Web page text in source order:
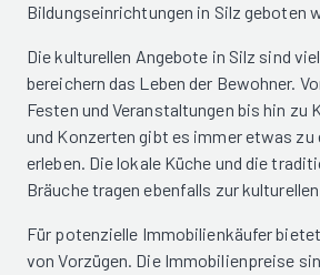
Bildungseinrichtungen in Silz geboten
Die kulturellen Angebote in Silz sind
bereichern das Leben der Bewohner.
Festen und Veranstaltungen bis hin zu
und Konzerten gibt es immer etwas zu
erleben. Die lokale Küche und die
Bräuche tragen ebenfalls zur
Für potenzielle Immobilienkäufer
von Vorzügen. Die Immobilienpreise